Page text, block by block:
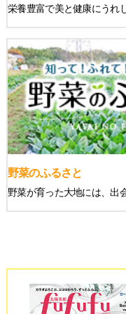
栄養豊富で美と健康にうれ
野菜のふるさと
野菜が育った大地には、出